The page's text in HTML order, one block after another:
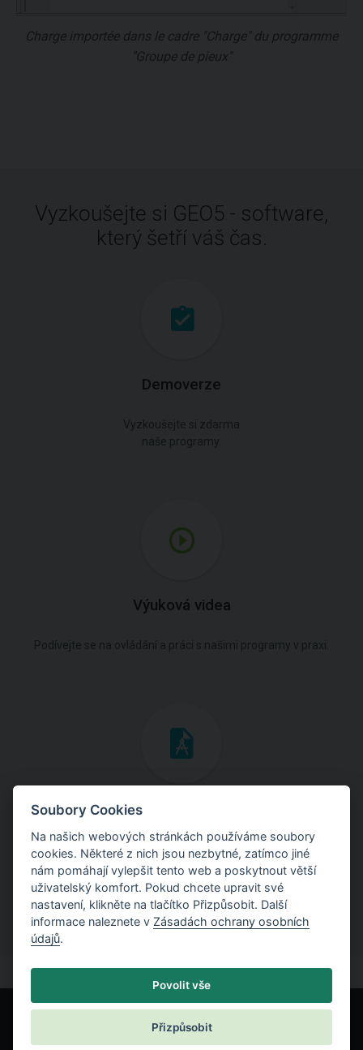
Charge importée dans le cadre "Charge" du programme
"Groupe de pieux"
Vyzkoušejte si GEO5 - software,
který šetří váš čas.
Demoverze
Výuková videa
Inženýrské manuály
Stáhněte si manuály s teoretickými i praktickými ukázkami
použití programů.
Soubory Cookies
Na našich webových stránkách používáme soubory
cookies. Některé z nich jsou nezbytné, zatímco jiné
nám pomáhají vylepšit tento web a poskytnout větší
uživatelský komfort. Pokud chcete upravit své
nastavení, klikněte na tlačítko Přizpůsobit. Další
informace naleznete v Zásadách ochrany osobních
údajů.
Povolit vše
Přizpůsobit